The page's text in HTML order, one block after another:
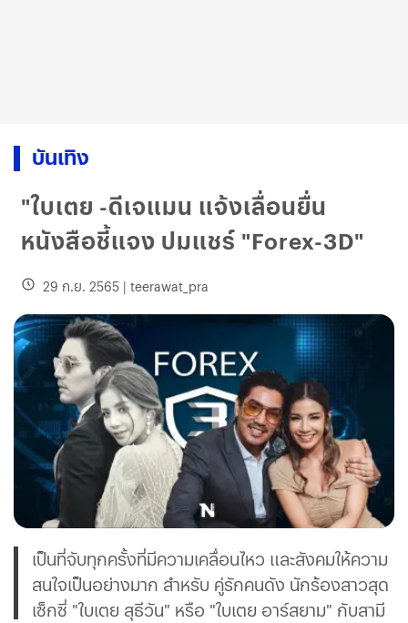
บันเทิง
"ใบเตย -ดีเจแมน แจ้งเลื่อนยื่น
หนังสือชี้แจง ปมแชร์ "Forex-3D"
29 ก.ย. 2565 | teerawat_pra
เป็นที่จับทุกครั้งที่มีความเคลื่อนไหว และสังคมให้ความ
สนใจเป็นอย่างมาก สำหรับ คู่รักคนดัง นักร้องสาวสุด
เซ็กซี่ "ใบเตย สุธีวัน" หรือ "ใบเตย อาร์สยาม" กับสามี